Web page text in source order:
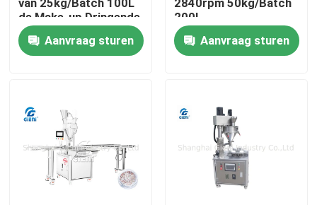
Kwaliteitscontrole
Nieuws
Gevallen
van 25kg/Batch 100L
de Make-up Dringende
Machine
Aanvraag sturen
2840rpm 50kg/Batch
200L
Aanvraag sturen